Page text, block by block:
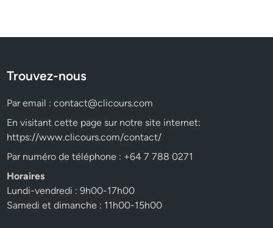
Trouvez-nous
Par email :contact@clicours.com
En visitant cette page sur notre site internet:
https://www.clicours.com/contact/
Par numéro de téléphone : +64 7 788 0271
Horaires
Lundi-vendredi : 9h00-17h00
Samedi et dimanche : 11h00-15h00